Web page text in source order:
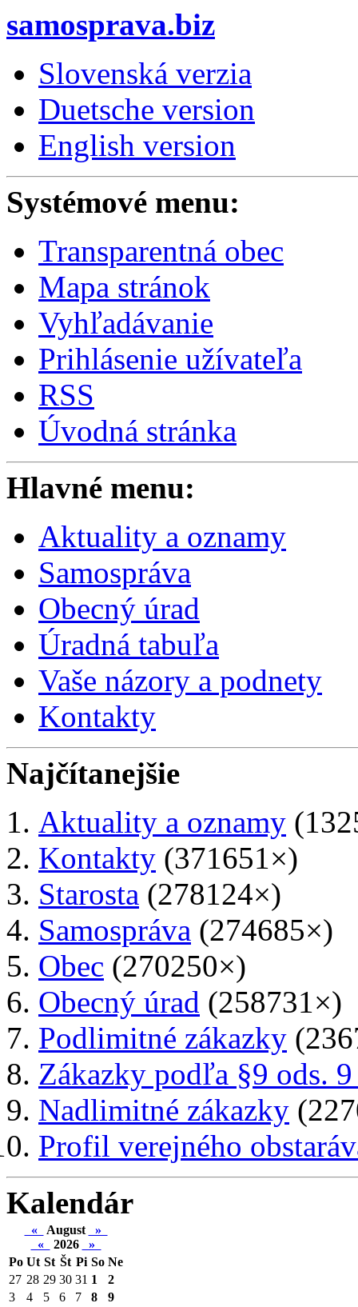
samosprava.biz
Slovenská verzia
Duetsche version
English version
Systémové menu:
Transparentná obec
Mapa stránok
Vyhľadávanie
Prihlásenie užívateľa
RSS
Úvodná stránka
Hlavné menu:
Aktuality a oznamy
Samospráva
Obecný úrad
Úradná tabuľa
Vaše názory a podnety
Kontakty
Najčítanejšie
Aktuality a oznamy
Kontakty (371651×)
Starosta (278124×)
Samospráva (274685×)
Obec (270250×)
Obecný úrad (258731×)
Podlimitné zákazky
Zákazky podľa §9 ods.
Nadlimitné zákazky
Profil verejného
Kalendár
« August
»
«
2026
»
Po Ut St Št Pi So Ne
27 28 29 30 31 1
2
3
4 5 6 7 8
9